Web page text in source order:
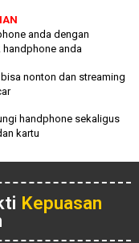
anda dengan
handphone anda
nonton dan streaming
handphone sekaligus
kartu
Kepuasan